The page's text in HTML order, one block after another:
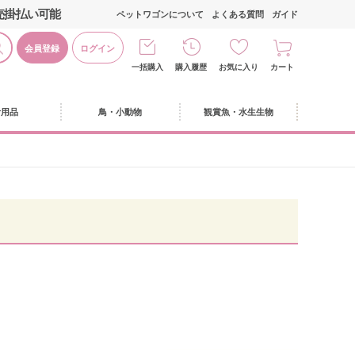
掛払い可能
会員登録 ログイン
ペットワゴンについて よくある質問 ガイド
一括購入 購入履歴 お気に入り カート
品 鳥・小動物 観賞魚・水生生物